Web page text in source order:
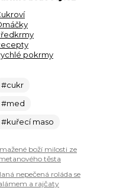
pokrmy
#cukr
#med
#kuřecí maso
boží milosti ze
těsta
nepečená roláda se
a rajčaty